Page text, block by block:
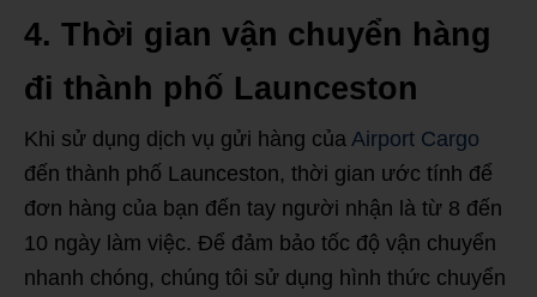
4. Thời gian vận chuyển hàng
đi thành phố Launceston
Khi sử dụng dịch vụ gửi hàng của Airport Cargo
đến thành phố Launceston, thời gian ước tính để
đơn hàng của bạn đến tay người nhận là từ 8 đến
10 ngày làm việc. Để đảm bảo tốc độ vận chuyển
nhanh chóng, chúng tôi sử dụng hình thức chuyển